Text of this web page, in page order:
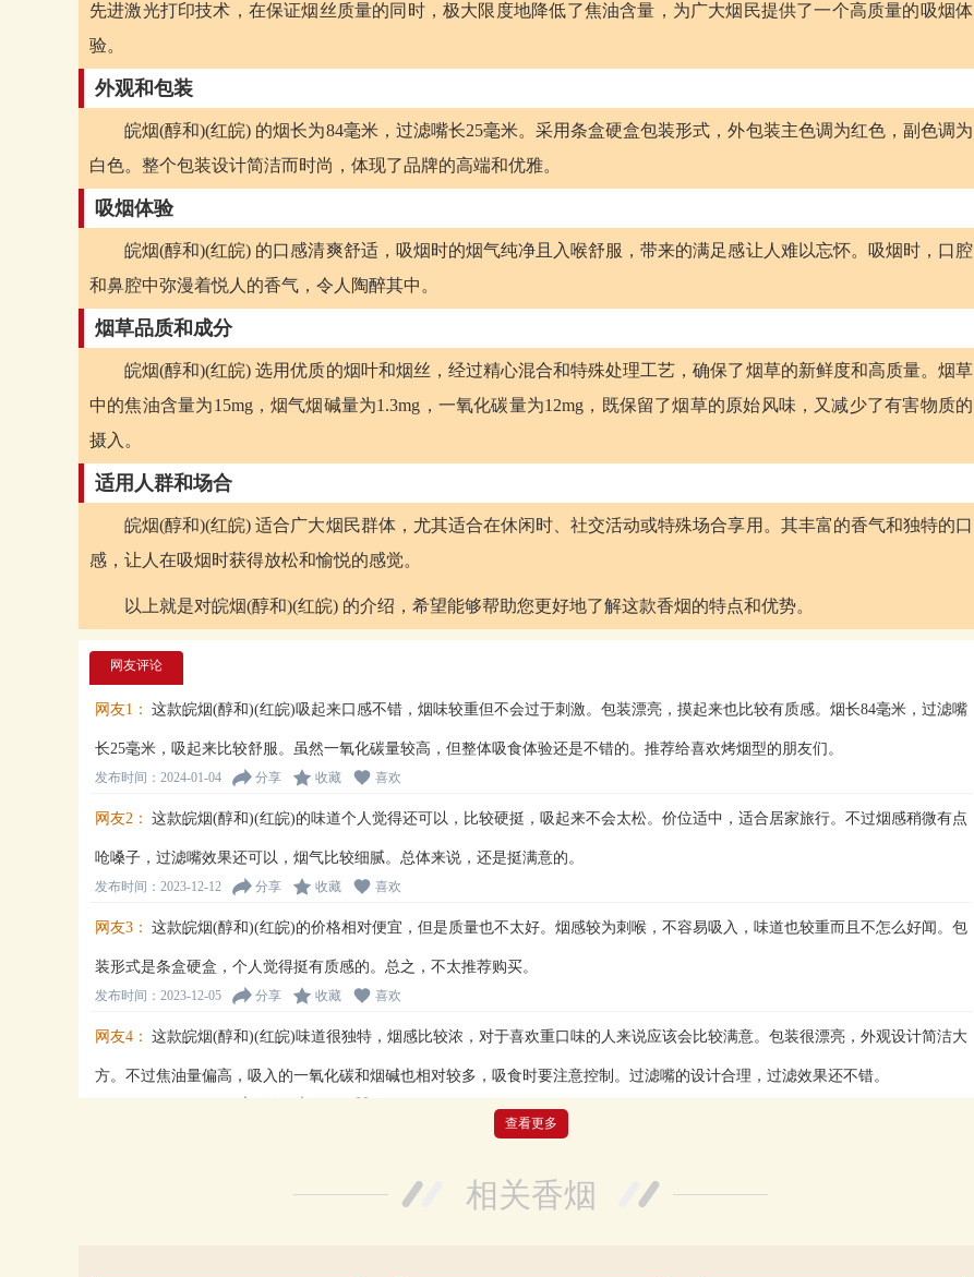
先进激光打印技术，在保证烟丝质量的同时，极大限度地降低了焦油含量，为广大烟民提供了一个高质量的吸烟体
验。
外观和包装
皖烟(醇和)(红皖) 的烟长为84毫米，过滤嘴长25毫米。采用条盒硬盒包装形式，外包装主色调为红色，副色调为
白色。整个包装设计简洁而时尚，体现了品牌的高端和优雅。
吸烟体验
皖烟(醇和)(红皖) 的口感清爽舒适，吸烟时的烟气纯净且入喉舒服，带来的满足感让人难以忘怀。吸烟时，口腔
和鼻腔中弥漫着悦人的香气，令人陶醉其中。
烟草品质和成分
皖烟(醇和)(红皖) 选用优质的烟叶和烟丝，经过精心混合和特殊处理工艺，确保了烟草的新鲜度和高质量。烟草
中的焦油含量为15mg，烟气烟碱量为1.3mg，一氧化碳量为12mg，既保留了烟草的原始风味，又减少了有害物质的
摄入。
适用人群和场合
皖烟(醇和)(红皖) 适合广大烟民群体，尤其适合在休闲时、社交活动或特殊场合享用。其丰富的香气和独特的口
感，让人在吸烟时获得放松和愉悦的感觉。
以上就是对皖烟(醇和)(红皖) 的介绍，希望能够帮助您更好地了解这款香烟的特点和优势。
网友评论
网友1： 这款皖烟(醇和)(红皖)吸起来口感不错，烟味较重但不会过于刺激。包装漂亮，摸起来也比较有质感。烟长84毫米，过滤嘴
长25毫米，吸起来比较舒服。虽然一氧化碳量较高，但整体吸食体验还是不错的。推荐给喜欢烤烟型的朋友们。
发布时间：2024-01-04 分享 收藏 喜欢
网友2： 这款皖烟(醇和)(红皖)的味道个人觉得还可以，比较硬挺，吸起来不会太松。价位适中，适合居家旅行。不过烟感稍微有点
呛嗓子，过滤嘴效果还可以，烟气比较细腻。总体来说，还是挺满意的。
发布时间：2023-12-12 分享 收藏 喜欢
网友3： 这款皖烟(醇和)(红皖)的价格相对便宜，但是质量也不太好。烟感较为刺喉，不容易吸入，味道也较重而且不怎么好闻。包
装形式是条盒硬盒，个人觉得挺有质感的。总之，不太推荐购买。
发布时间：2023-12-05 分享 收藏 喜欢
网友4： 这款皖烟(醇和)(红皖)味道很独特，烟感比较浓，对于喜欢重口味的人来说应该会比较满意。包装很漂亮，外观设计简洁大
方。不过焦油量偏高，吸入的一氧化碳和烟碱也相对较多，吸食时要注意控制。过滤嘴的设计合理，过滤效果还不错。
烟气烟碱量为1.3，一氧化碳量为12。烟长84毫米，过滤嘴长25毫米。包装形式是条盒硬盒，单盒有20支。总体来说，性价比还是
查看更多
相关香烟